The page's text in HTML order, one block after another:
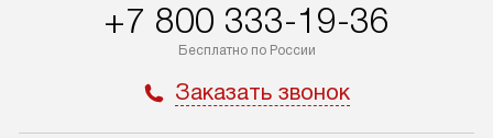
+7 800 333-19-36
Бесплатно по России
Заказать звонок